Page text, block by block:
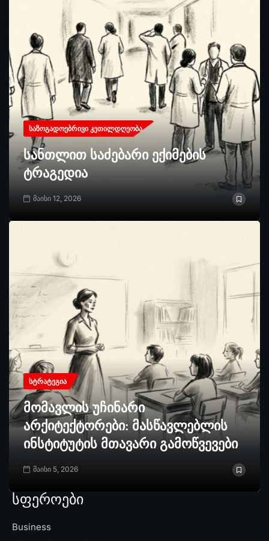
ᲡᲐᲖᲝᲒᲐᲓᲝᲔᲑᲠᲘᲕᲘ ᲙᲔᲗᲘᲚᲓᲦᲔᲝᲑᲐ
სანთლით საძებარი ექიმების
ტრაგედია
მაისი 12, 2026
ᲡᲢᲠᲐᲢᲔᲒᲘᲐ
მომავლის უჩინარი
არქიტექტორები: მასწავლებლის
ინსტიტუტის მთავარი გამოწვევები
მაისი 5, 2026
სფეროები
Business